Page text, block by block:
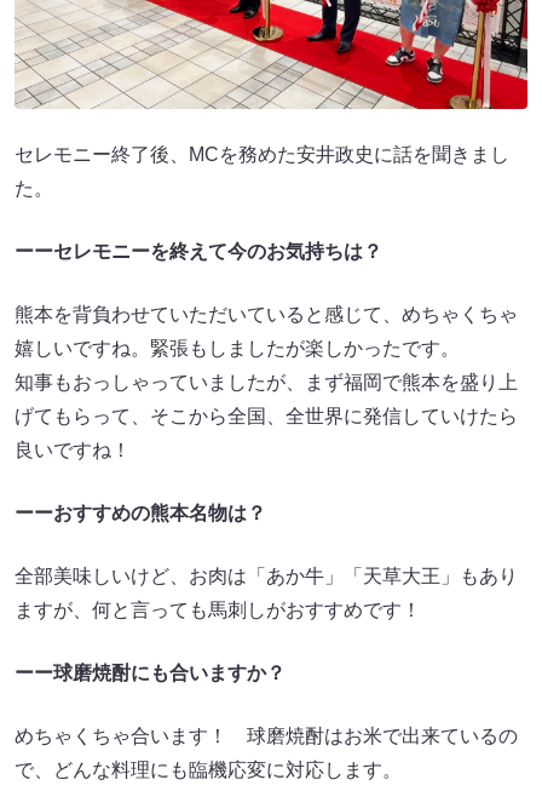
セレモニー終了後、MCを務めた安井政史に話を聞きまし
た。
ーーセレモニーを終えて今のお気持ちは？
熊本を背負わせていただいていると感じて、めちゃくちゃ
嬉しいですね。緊張もしましたが楽しかったです。
知事もおっしゃっていましたが、まず福岡で熊本を盛り上
げてもらって、そこから全国、全世界に発信していけたら
良いですね！
ーーおすすめの熊本名物は？
全部美味しいけど、お肉は「あか牛」「天草大王」もあり
ますが、何と言っても馬刺しがおすすめです！
ーー球磨焼酎にも合いますか？
めちゃくちゃ合います！ 球磨焼酎はお米で出来ているの
で、どんな料理にも臨機応変に対応します。